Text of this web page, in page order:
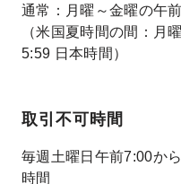
通常：月曜～金曜の午
（米国夏時間の間：月
5:59 日本時間）
取引不可時間
毎週土曜日午前7:00か
時間